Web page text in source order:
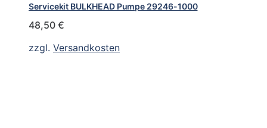
Servicekit BULKHEAD Pumpe 29246-1000
48,50 €
zzgl. Versandkosten